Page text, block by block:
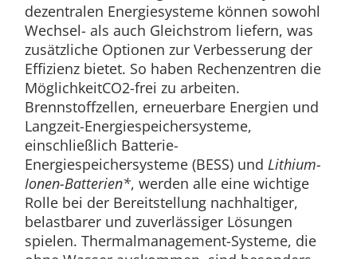
dezentralen Energiesysteme können sowohl
Wechsel- als auch Gleichstrom liefern, was
zusätzliche Optionen zur Verbesserung der
Effizienz bietet. So haben Rechenzentren die
MöglichkeitCO2-frei zu arbeiten.
Brennstoffzellen, erneuerbare Energien und
Langzeit-Energiespeichersysteme,
einschließlich Batterie-
Energiespeichersysteme (BESS) und Lithium-
Ionen-Batterien*, werden alle eine wichtige
Rolle bei der Bereitstellung nachhaltiger,
belastbarer und zuverlässiger Lösungen
spielen. Thermalmanagement-Systeme, die